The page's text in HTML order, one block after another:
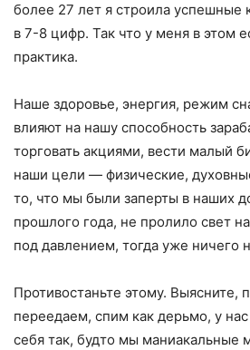
более 27 лет я строила успешные
в 7-8 цифр. Так что у меня в этом
практика.
Наше здоровье, энергия, режим
влияют на нашу способность
торговать акциями, вести малый
наши цели — физические,
то, что мы были заперты в наших
прошлого года, не пролило свет
под давлением, тогда уже ничего
Противостаньте этому. Выясните,
переедаем, спим как дерьмо, у
себя так, будто мы маниакальные